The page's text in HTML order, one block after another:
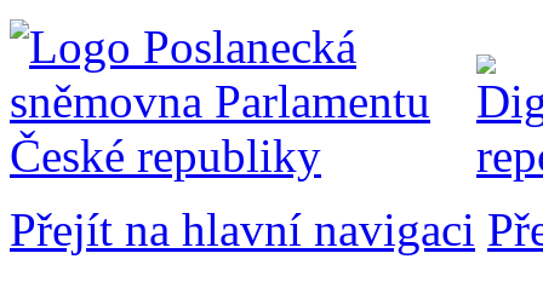
Přejít na hlavní navigaci